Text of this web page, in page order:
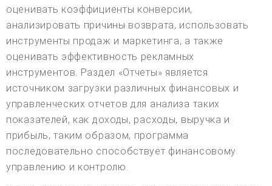
оценивать коэффициенты конверсии,
анализировать причины возврата, использовать
инструменты продаж и маркетинга, а также
оценивать эффективность рекламных
инструментов. Раздел «Отчеты» является
источником загрузки различных финансовых и
управленческих отчетов для анализа таких
показателей, как доходы, расходы, выручка и
прибыль; таким образом, программа
последовательно способствует финансовому
управлению и контролю.